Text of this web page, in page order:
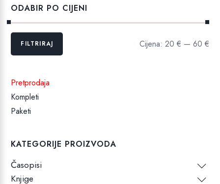
ODABIR PO CIJENI
Min
MaksFILTRIRAJ Cijena: 20 € — 60 €
Pretprodaja
Kompleti
Paketi
KATEGORIJE PROIZVODA
Časopisi
Knjige